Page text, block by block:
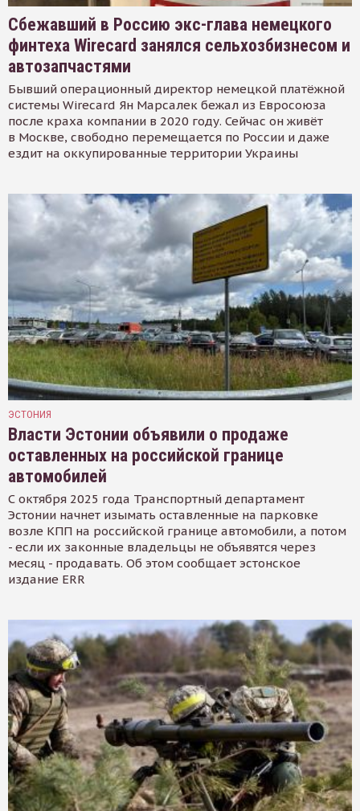
Сбежавший в Россию экс-глава немецкого
финтеха Wirecard занялся сельхозбизнесом и
автозапчастями
Бывший операционный директор немецкой платёжной
системы Wirecard Ян Марсалек бежал из Евросоюза
после краха компании в 2020 году. Сейчас он живёт
в Москве, свободно перемещается по России и даже
ездит на оккупированные территории Украины
ЭСТОНИЯ
Власти Эстонии объявили о продаже
оставленных на российской границе
автомобилей
С октября 2025 года Транспортный департамент
Эстонии начнет изымать оставленные на парковке
возле КПП на российской границе автомобили, а потом
- если их законные владельцы не объявятся через
месяц - продавать. Об этом сообщает эстонское
издание ERR